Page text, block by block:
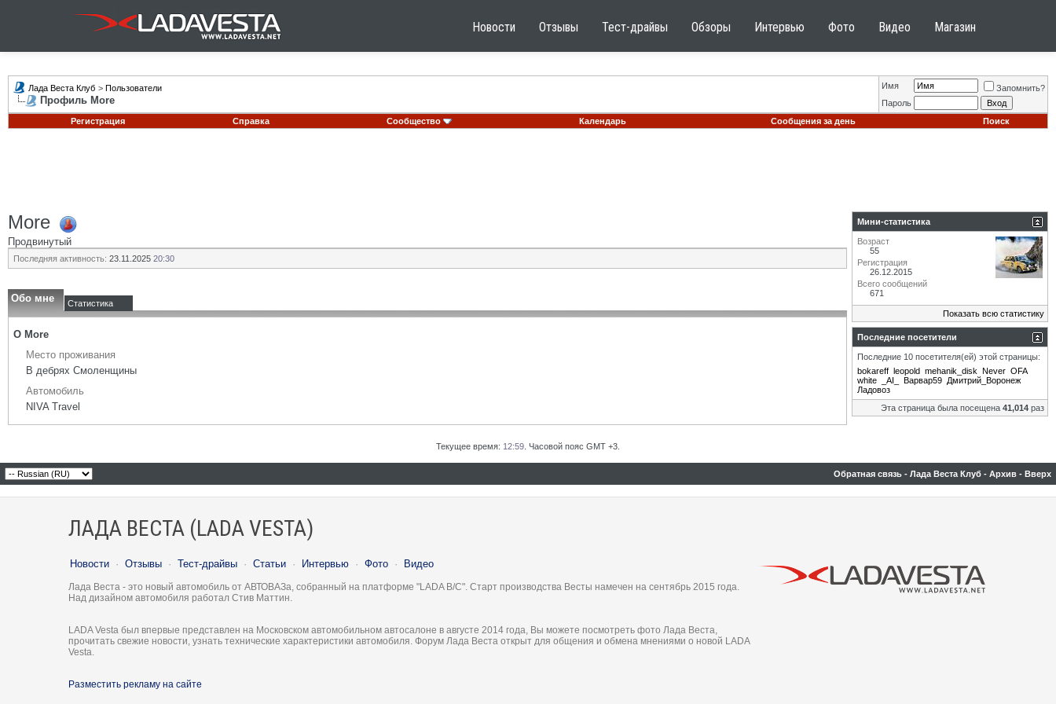
Новости Отзывы Тест-драйвы Обзоры Интервью Фото Видео Магазин
Лада Веста Клуб > Пользователи
Профиль More
Имя
Запомнить?
Пароль
Регистрация
Справка Сообщество Календарь Сообщения за день Поиск
More
Продвинутый
Последняя активность: 23.11.2025 20:30
Обо мне Статистика
О More
Место проживания
В дебрях Смоленщины
Автомобиль
NIVA Travel
Мини-статистика
Возраст
55
Регистрация
26.12.2015
Всего сообщений
671
Показать всю статистику
Последние посетители
Последние 10 посетителя(ей) этой страницы:
bokareff leopold mehanik_disk Never OFA
white
_AI_ Варвар59 Дмитрий_Воронеж
Ладовоз
Эта страница была посещена 41,014 раз
Текущее время: 12:59 . Часовой пояс GMT +3.
Обратная связь - Лада Веста Клуб - Архив - Вверх
ЛАДА ВЕСТА (LADA VESTA)
Новости · Отзывы · Тест-драйвы · Статьи · Интервью · Фото · Видео
Лада Веста - это новый автомобиль от АВТОВАЗа, собранный на платформе "LADA B/C". Старт производства Весты намечен на сентябрь 2015 года.
Над дизайном автомобиля работал Стив Маттин.
LADA Vesta был впервые представлен на Московском автомобильном автосалоне в августе 2014 года, Вы можете посмотреть фото Лада Веста,
прочитать свежие новости, узнать технические характеристики автомобиля. Форум Лада Веста открыт для общения и обмена мнениями о новой LADA
Vesta.
Разместить рекламу на сайте